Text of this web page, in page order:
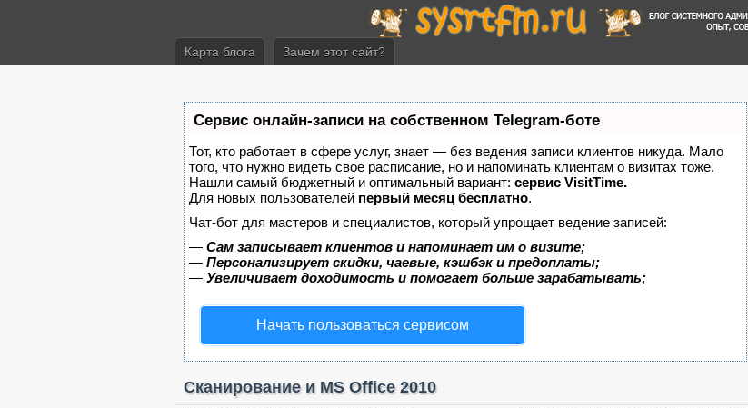
Карта блога Зачем этот сайт?
Сервис онлайн-записи на собственном Telegram-боте
Тот, кто работает в сфере услуг, знает — без ведения записи клиентов никуда. Мало
того, что нужно видеть свое расписание, но и напоминать клиентам о визитах тоже.
Нашли самый бюджетный и оптимальный вариант: сервис VisitTime.
Для новых пользователей первый месяц бесплатно.
Чат-бот для мастеров и специалистов, который упрощает ведение записей:
— Сам записывает клиентов и напоминает им о визите;
— Персонализирует скидки, чаевые, кэшбэк и предоплаты;
— Увеличивает доходимость и помогает больше зарабатывать;
Начать пользоваться сервисом
Сканирование и MS Office 2010